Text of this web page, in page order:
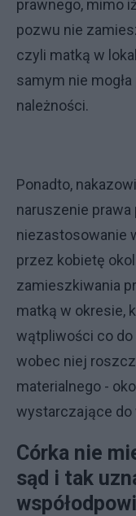
prawnego, mimo
pozwu nie
czyli matką w
samym nie
należności.
Ponadto,
naruszenie
niezastosowanie
przez kobietę
zamieszkiwania
matką w okresie,
wątpliwości co
wobec niej
materialnego -
wystarczające do
Córka nie
sąd i tak